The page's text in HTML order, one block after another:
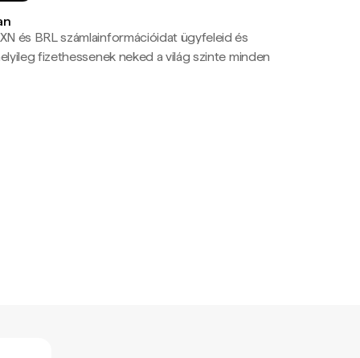
és BRL számlainformációidat ügyfeleid és
fizethessenek neked a világ szinte minden